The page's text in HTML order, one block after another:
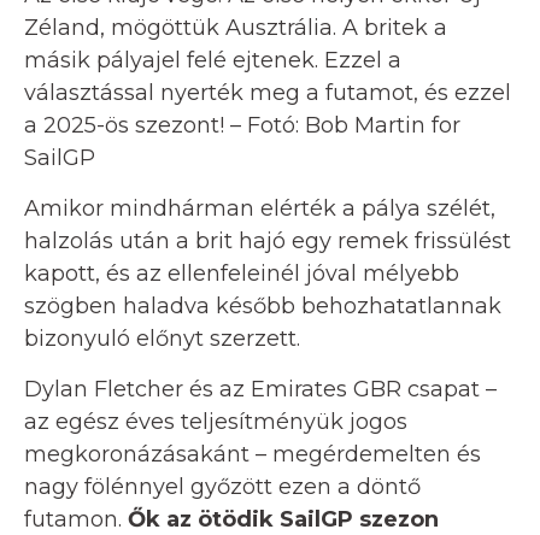
Zéland, mögöttük Ausztrália. A britek a
másik pályajel felé ejtenek. Ezzel a
választással nyerték meg a futamot, és ezzel
a 2025-ös szezont! – Fotó: Bob Martin for
SailGP
Amikor mindhárman elérték a pálya szélét,
halzolás után a brit hajó egy remek frissülést
kapott, és az ellenfeleinél jóval mélyebb
szögben haladva később behozhatatlannak
bizonyuló előnyt szerzett.
Dylan Fletcher és az Emirates GBR csapat –
az egész éves teljesítményük jogos
megkoronázásakánt – megérdemelten és
nagy fölénnyel győzött ezen a döntő
futamon. Ők az ötödik SailGP szezon